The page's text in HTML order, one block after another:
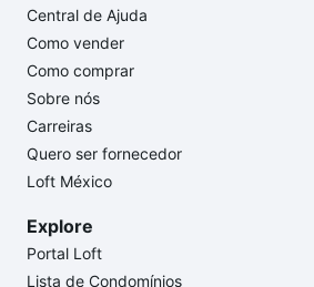
Central de Ajuda
Como vender
Como comprar
Sobre nós
Carreiras
Quero ser fornecedor
Loft México
Explore
Portal Loft
Lista de Condomínios